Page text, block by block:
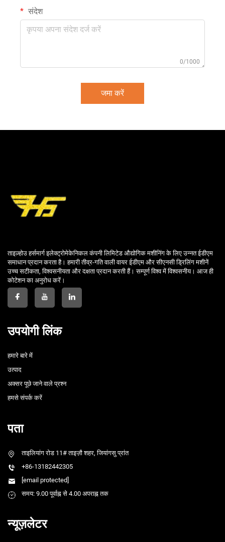
संदेश
0/1000
जमा करें
ताइज़्होउ हर्समार्ग इलेक्ट्रोमेकेनिकल कंपनी लिमिटेड औद्योगिक मशीनिंग के लिए उन्नत ईडीएम
समाधान प्रदान करता है। हमारी तीव्र-गति वाली वायर ईडीएम और सीएनसी ड्रिलिंग मशीनें
उच्च सटीकता, विश्वसनीयता और दक्षता प्रदान करती हैं। सम्पूर्ण विश्व में विश्वसनीय। आज ही
कोटेशन का अनुरोध करें।
उपयोगी लिंक
हमारे बारे में
उत्पाद
अक्सर पूछे जाने वाले प्रश्न
हमसे संपर्क करें
पता
ताइलियांग रोड 11# ताइज़ौ शहर, जियांगसु प्रांत
+86-13182442305
[email protected]
समय: 9.00 पूर्वाह्न से 4.00 अपराह्न तक
न्यूज़लेटर